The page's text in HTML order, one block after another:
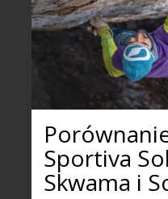
Sportiva
Skwama i